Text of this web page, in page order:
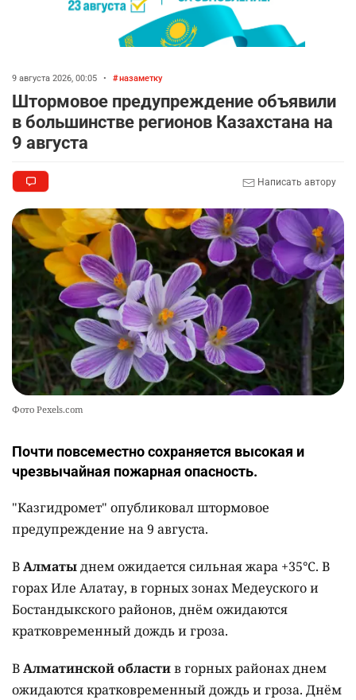
9 августа 2026, 00:05 • назаметку
Штормовое предупреждение объявили
в большинстве регионов Казахстана на
9 августа
Написать автору
Фото Pexels.com
Почти повсеместно сохраняется высокая и
чрезвычайная пожарная опасность.
"Казгидромет" опубликовал штормовое
предупреждение на 9 августа.
ВАлматыднем ожидается сильная жара +35°C. В
горах Иле Алатау, в горных зонах Медеуского и
Бостандыкского районов, днём ожидаются
кратковременный дождь и гроза.
ВАлматинской областив горных районах днем
ожидаются кратковременный дождь и гроза. Днём